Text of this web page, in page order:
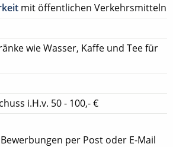
mit öffentlichen Verkehrsmitteln
wie Wasser, Kaffe und Tee für
i.H.v. 50 - 100,- €
per Post oder E-Mail